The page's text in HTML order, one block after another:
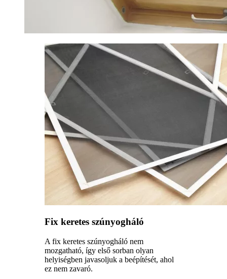
Fix keretes szúnyogháló
A fix keretes szúnyogháló nem
mozgatható, így első sorban olyan
helyiségben javasoljuk a beépítését, ahol
ez nem zavaró.